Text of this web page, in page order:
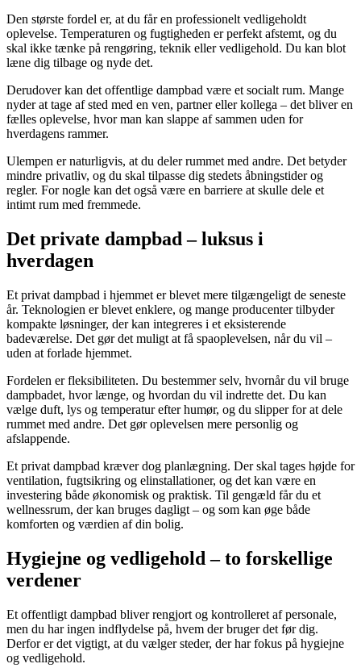
Den største fordel er, at du får en professionelt vedligeholdt
oplevelse. Temperaturen og fugtigheden er perfekt afstemt, og du
skal ikke tænke på rengøring, teknik eller vedligehold. Du kan blot
læne dig tilbage og nyde det.
Derudover kan det offentlige dampbad være et socialt rum. Mange
nyder at tage af sted med en ven, partner eller kollega – det bliver en
fælles oplevelse, hvor man kan slappe af sammen uden for
hverdagens rammer.
Ulempen er naturligvis, at du deler rummet med andre. Det betyder
mindre privatliv, og du skal tilpasse dig stedets åbningstider og
regler. For nogle kan det også være en barriere at skulle dele et
intimt rum med fremmede.
Det private dampbad – luksus i
hverdagen
Et privat dampbad i hjemmet er blevet mere tilgængeligt de seneste
år. Teknologien er blevet enklere, og mange producenter tilbyder
kompakte løsninger, der kan integreres i et eksisterende
badeværelse. Det gør det muligt at få spaoplevelsen, når du vil –
uden at forlade hjemmet.
Fordelen er fleksibiliteten. Du bestemmer selv, hvornår du vil bruge
dampbadet, hvor længe, og hvordan du vil indrette det. Du kan
vælge duft, lys og temperatur efter humør, og du slipper for at dele
rummet med andre. Det gør oplevelsen mere personlig og
afslappende.
Et privat dampbad kræver dog planlægning. Der skal tages højde for
ventilation, fugtsikring og elinstallationer, og det kan være en
investering både økonomisk og praktisk. Til gengæld får du et
wellnessrum, der kan bruges dagligt – og som kan øge både
komforten og værdien af din bolig.
Hygiejne og vedligehold – to forskellige
verdener
Et offentligt dampbad bliver rengjort og kontrolleret af personale,
men du har ingen indflydelse på, hvem der bruger det før dig.
Derfor er det vigtigt, at du vælger steder, der har fokus på hygiejne
og vedligehold.